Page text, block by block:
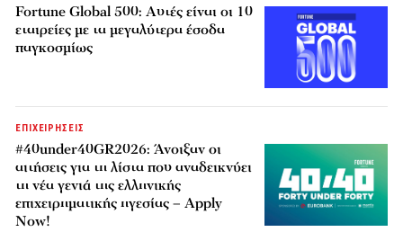
Fortune Global 500: Αυτές είναι οι 10
εταιρείες με τα μεγαλύτερα έσοδα
παγκοσμίως
ΕΠΙΧΕΙΡΗΣΕΙΣ
#40under40GR2026: Άνοιξαν οι
αιτήσεις για τη λίστα που αναδεικνύει
τη νέα γενιά της ελληνικής
επιχειρηματικής ηγεσίας – Apply
Now!